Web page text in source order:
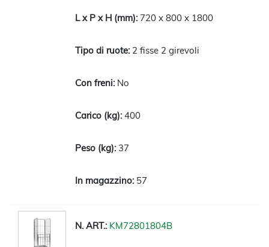
720 x 800 x 1800
2 fisse 2 girevoli
No
400
37
57
KM72801804B